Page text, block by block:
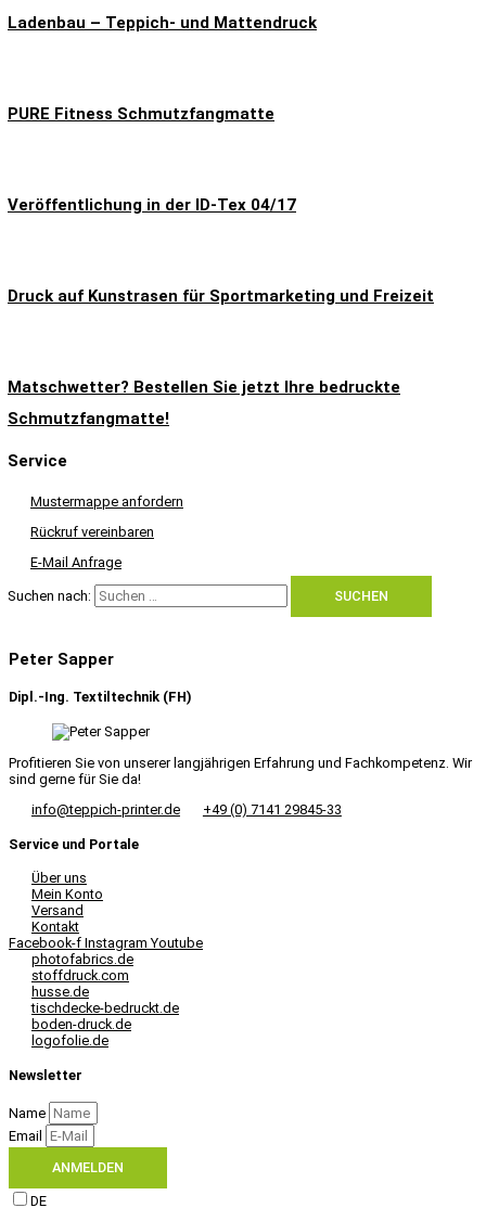
Ladenbau – Teppich- und Mattendruck
PURE Fitness Schmutzfangmatte
Veröffentlichung in der ID-Tex 04/17
Druck auf Kunstrasen für Sportmarketing und Freizeit
Matschwetter? Bestellen Sie jetzt Ihre bedruckte
Schmutzfangmatte!
Service
Mustermappe anfordern
Rückruf vereinbaren
E-Mail Anfrage
Suchen nach:
Peter Sapper
Dipl.-Ing. Textiltechnik (FH)
Profitieren Sie von unserer langjährigen Erfahrung und Fachkompetenz. Wir
sind gerne für Sie da!
info@teppich-printer.de
+49 (0) 7141 29845-33
Service und Portale
Über uns
Mein Konto
Versand
Kontakt
Facebook-f Instagram Youtube
photofabrics.de
stoffdruck.com
husse.de
tischdecke-bedruckt.de
boden-druck.de
logofolie.de
Newsletter
Name
Email
ANMELDEN
DE